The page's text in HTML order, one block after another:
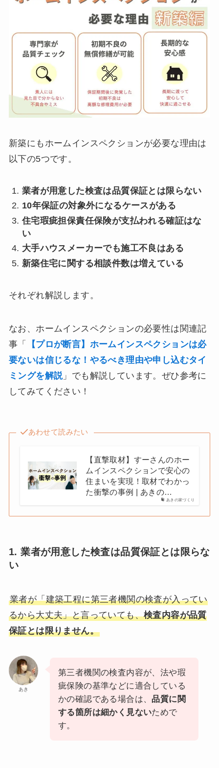
新築にもホームインスペクションが必要な理由は
以下の5つです。
業者が用意した検査は品質保証とは限らない
10年保証の対象外になるケースがある
住宅瑕疵担保責任保険が支払われる確証はな
い
大手ハウスメーカーでも施工不良はある
新築住宅に関する相談件数は増えている
それぞれ解説します。
なお、ホームインスペクションの必要性は関連記
事「
【プロが断言】ホームインスペクションは必
要ないは信じるな！やるべき理由や申し込むタイ
ミングを解説」でも解説しています。ぜひ参考に
してみてください！
あわせて読みたい
あきの家づくり
【直撃取材】すーさんのホー
ムインスペクションで安心の
住まいを実現！取材でわかっ
た衝撃の事例 | あきの…
1. 業者が用意した検査は品質保証とは限らな
い
業者が「建築工程に第三者機関の検査が入ってい
るから大丈夫」と言っていても、検査内容が品質
保証とは限りません。
あき
第三者機関の検査内容が、法や瑕
疵保険の基準などに適合している
かの確認である場合は、品質に関
する箇所は細かく見ないためで
す。